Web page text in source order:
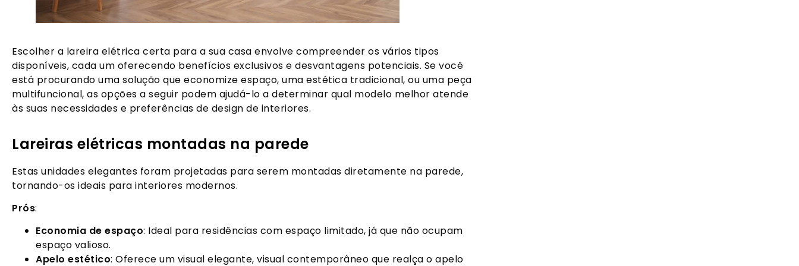
Escolher a lareira elétrica certa para a sua casa envolve compreender os vários tipos
disponíveis, cada um oferecendo benefícios exclusivos e desvantagens potenciais. Se você
está procurando uma solução que economize espaço, uma estética tradicional, ou uma peça
multifuncional, as opções a seguir podem ajudá-lo a determinar qual modelo melhor atende
às suas necessidades e preferências de design de interiores.
Lareiras elétricas montadas na parede
Estas unidades elegantes foram projetadas para serem montadas diretamente na parede,
tornando-os ideais para interiores modernos.
Prós:
Economia de espaço: Ideal para residências com espaço limitado, já que não ocupam
espaço valioso.
Apelo estético: Oferece um visual elegante, visual contemporâneo que realça o apelo